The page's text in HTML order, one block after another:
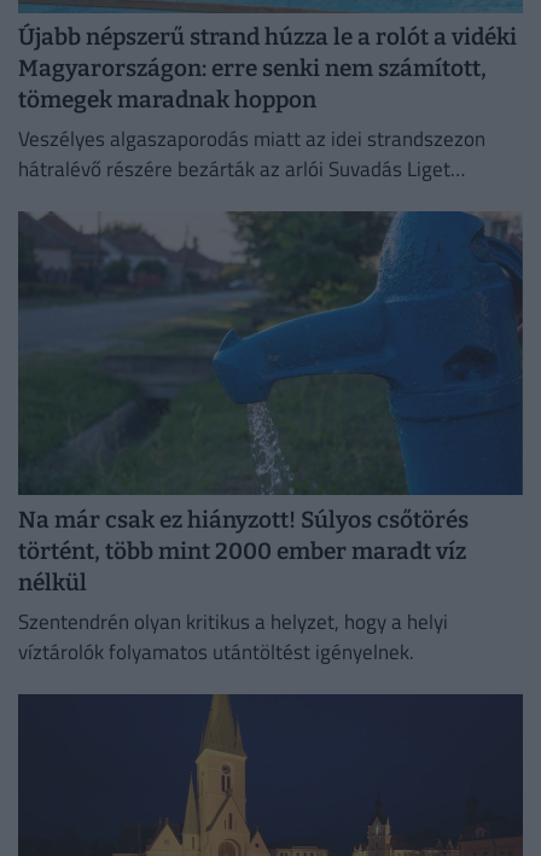
Újabb népszerű strand húzza le a rolót a vidéki
Magyarországon: erre senki nem számított,
tömegek maradnak hoppon
Veszélyes algaszaporodás miatt az idei strandszezon
hátralévő részére bezárták az arlói Suvadás Liget
Na már csak ez hiányzott! Súlyos csőtörés
történt, több mint 2000 ember maradt víz
nélkül
Szentendrén olyan kritikus a helyzet, hogy a helyi
víztárolók folyamatos utántöltést igényelnek.